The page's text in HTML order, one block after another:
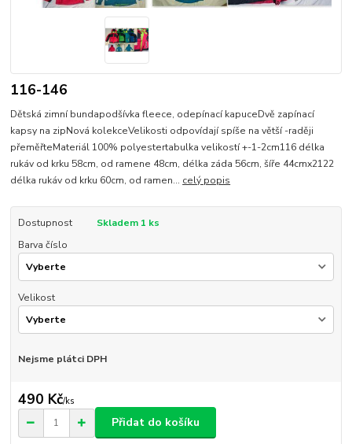
116-146
Dětská zimní bundapodšívka fleece, odepínací kapuceDvě zapínací
kapsy na zipNová kolekceVelikosti odpovídají spíše na větší -raději
přeměřteMateriál 100% polyestertabulka velikostí +-1-2cm116 délka
rukáv od krku 58cm, od ramene 48cm, délka záda 56cm, šíře 44cmx2122
délka rukáv od krku 60cm, od ramen... celý popis
Dostupnost
Skladem 1 ks
Barva číslo
Velikost
Nejsme plátci DPH
490 Kč/ks
Přidat do košíku